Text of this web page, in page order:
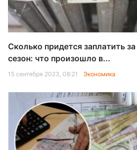
Сколько придется заплатить
сезон: что произошло в...
15 сентября 2023, 08:21 Экономика